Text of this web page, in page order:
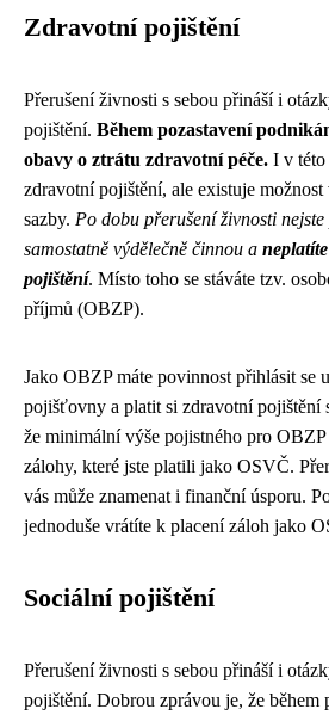
Zdravotní pojištění
Přerušení živnosti s sebou přináší i
pojištění. Během pozastavení
obavy o ztrátu zdravotní péče. I v této
zdravotní pojištění, ale existuje
sazby. Po dobu přerušení živnosti
samostatně výdělečně činnou a
pojištění. Místo toho se stáváte tzv.
příjmů (OBZP).
Jako OBZP máte povinnost přihlásit se
pojišťovny a platit si zdravotní pojištění
že minimální výše pojistného pro OBZP
zálohy, které jste platili jako OSVČ.
vás může znamenat i finanční úsporu.
jednoduše vrátíte k placení záloh jako
Sociální pojištění
Přerušení živnosti s sebou přináší i
pojištění. Dobrou zprávou je, že během